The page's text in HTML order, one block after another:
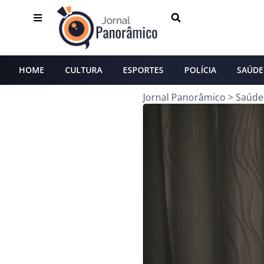
HOME CULTURA ESPORTES POLÍCIA SAÚDE
Jornal Panorâmico >Saúde